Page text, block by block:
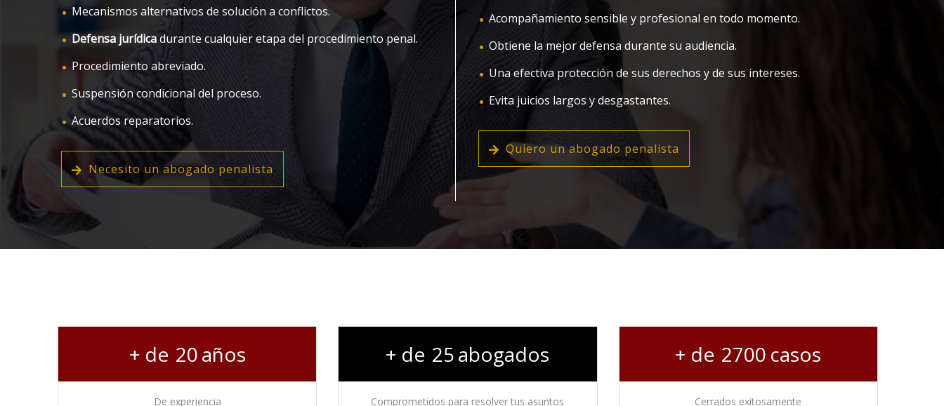
Mecanismos alternativos de solución a conflictos.
Defensa jurídicadurante cualquier etapa del procedimiento penal.
Procedimiento abreviado.
Suspensión condicional del proceso.
Acuerdos reparatorios.
Necesito un abogado penalista
Acompañamiento sensible y profesional en todo momento.
Obtiene la mejor defensa durante su audiencia.
Una efectiva protección de sus derechos y de sus intereses.
Evita juicios largos y desgastantes.
Quiero un abogado penalista
De experiencia
20años
Comprometidos para resolver tus asuntos
25abogados
Cerrados exitosamente
2700 casos